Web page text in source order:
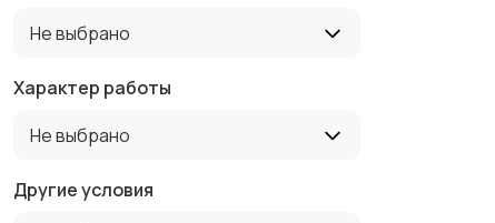
Не выбрано
Характер работы
Не выбрано
Другие условия